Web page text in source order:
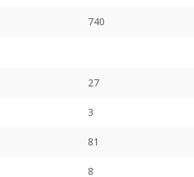
740
27
3
81
8